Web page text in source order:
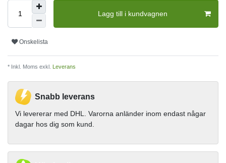
Lagg till i kundvagnen
Onskelista
* Inkl. Moms exkl. Leverans
Snabb leverans
Vi levererar med DHL. Varorna anländer inom endast någar
dagar hos dig som kund.